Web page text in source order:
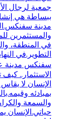
جمعية لرجال
ببساطة هي
مدينة
والمستثمرين
في المنطقة،
التطوير.في
سفنكس مدينة
الاستثمار..
الإنسان لا
بمبادئه
والسمعة
حياتي.الإنسان